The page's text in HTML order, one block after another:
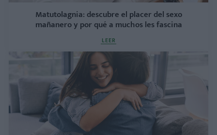
Matutolagnia: descubre el placer del sexo
mañanero y por qué a muchos les fascina
LEER